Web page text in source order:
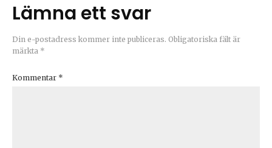
Lämna ett svar
Din e-postadress kommer inte publiceras. Obligatoriska fält är
märkta *
Kommentar *